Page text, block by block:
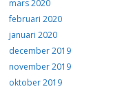
mars 2020
februari 2020
januari 2020
december 2019
november 2019
oktober 2019